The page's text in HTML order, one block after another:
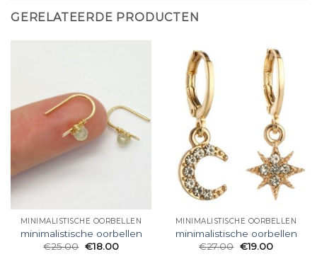
GERELATEERDE PRODUCTEN
MINIMALISTISCHE OORBELLEN
minimalistische oorbellen
€25.00 €18.00
MINIMALISTISCHE OORBELLEN
minimalistische oorbellen
€27.00 €19.00